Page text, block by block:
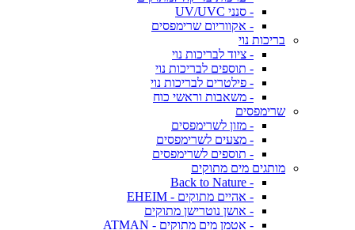
- סנני UV/UVC
- אקווריום שרימפסים
בריכות נוי
- ציוד לבריכות נוי
- תוספים לבריכות נוי
- פילטרים לבריכות נוי
- משאבות וראשי כוח
שרימפסים
- מזון לשרימפסים
- מצעים לשרימפסים
- תוספים לשרימפסים
מותגים מים מתוקים
- Back to Nature
- אהיים מתוקים - EHEIM
- אושן נוטרישן מתוקים
- אטמן מים מתוקים - ATMAN